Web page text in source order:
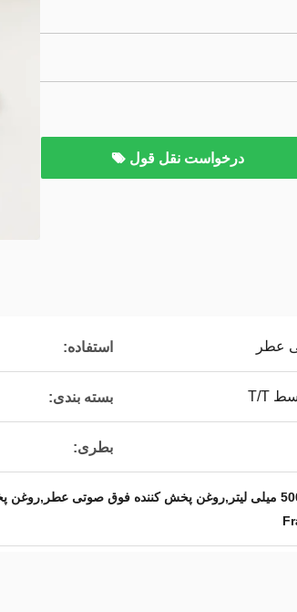
درخواست نقل قول
عطر استفاده:
بسته بندی:
بطری: